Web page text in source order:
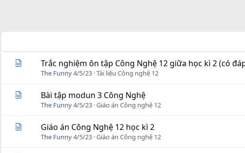
Trắc nghiệm ôn tập Công Nghệ 12 giữa học kì 2 (có
The Funny4/5/23 Tài liệu Công nghệ 12
Bài tập modun 3 Công Nghệ
The Funny4/5/23 Giáo án Công nghệ 12
Giáo án Công Nghệ 12 học kì 2
The Funny4/5/23 Giáo án Công nghệ 12